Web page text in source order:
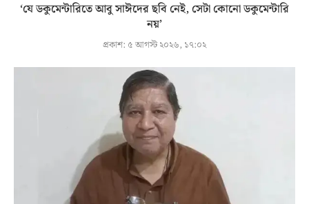
‘যে ডকুমেন্টারিতে আবু সাঈদের ছবি নেই, সেটা কোনো ডকুমেন্টারি
নয়’
প্রকাশ: ৫ আগস্ট ২০২৬, ১৭:০২